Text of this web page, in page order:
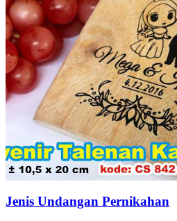
Jenis Undangan Pernikahan